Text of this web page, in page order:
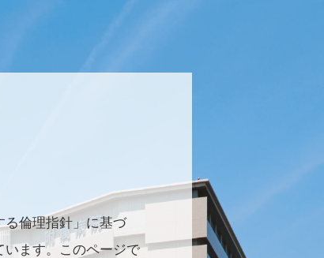
倫理指針」に基づ
います。このページで